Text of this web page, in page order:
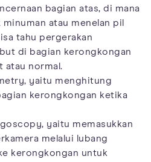
bagian atas, di mana
atau menelan pil
tahu pergerakan
di bagian kerongkongan
atau normal.
yaitu menghitung
kerongkongan ketika
yaitu memasukkan
melalui lubang
kerongkongan untuk